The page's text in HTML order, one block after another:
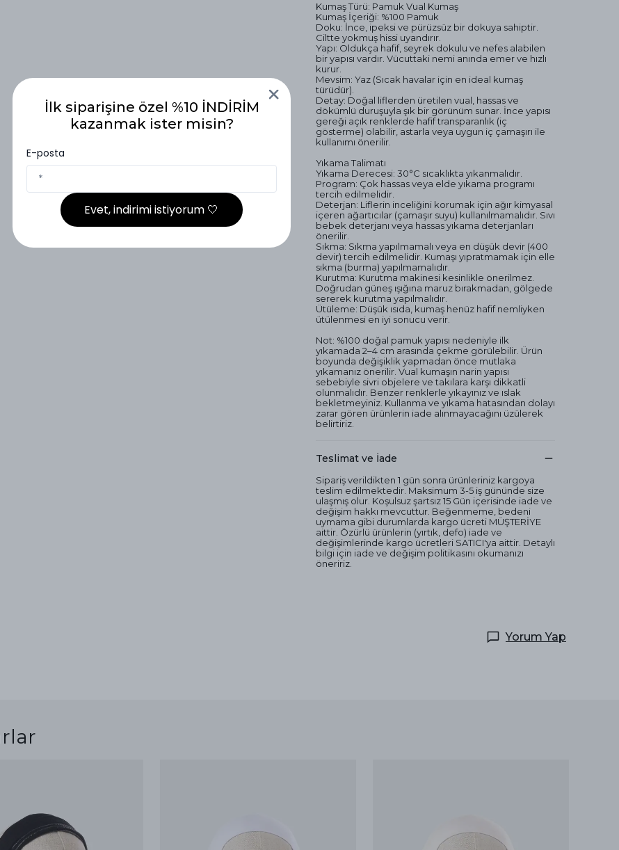
Kumaş Türü: Pamuk Vual Kumaş
Kumaş İçeriği: %100 Pamuk
Doku: İnce, ipeksi ve pürüzsüz bir dokuya sahiptir.
Ciltte yokmuş hissi uyandırır.
Yapı: Oldukça hafif, seyrek dokulu ve nefes alabilen
bir yapısı vardır. Vücuttaki nemi anında emer ve hızlı
kurur.
Mevsim: Yaz (Sıcak havalar için en ideal kumaş
türüdür).
Detay: Doğal liflerden üretilen vual, hassas ve
dökümlü duruşuyla şık bir görünüm sunar. İnce yapısı
gereği açık renklerde hafif transparanlık (iç
gösterme) olabilir, astarla veya uygun iç çamaşırı ile
kullanımı önerilir.
Yıkama Talimatı
Yıkama Derecesi: 30°C sıcaklıkta yıkanmalıdır.
Program: Çok hassas veya elde yıkama programı
tercih edilmelidir.
Deterjan: Liflerin inceliğini korumak için ağır kimyasal
içeren ağartıcılar (çamaşır suyu) kullanılmamalıdır. Sıvı
bebek deterjanı veya hassas yıkama deterjanları
önerilir.
Sıkma: Sıkma yapılmamalı veya en düşük devir (400
devir) tercih edilmelidir. Kumaşı yıpratmamak için elle
sıkma (burma) yapılmamalıdır.
Kurutma: Kurutma makinesi kesinlikle önerilmez.
Doğrudan güneş ışığına maruz bırakmadan, gölgede
sererek kurutma yapılmalıdır.
Ütüleme: Düşük ısıda, kumaş henüz hafif nemliyken
ütülenmesi en iyi sonucu verir.
Not: %100 doğal pamuk yapısı nedeniyle ilk
yıkamada 2–4 cm arasında çekme görülebilir. Ürün
boyunda değişiklik yapmadan önce mutlaka
yıkamanız önerilir. Vual kumaşın narin yapısı
sebebiyle sivri objelere ve takılara karşı dikkatli
olunmalıdır. Benzer renklerle yıkayınız ve ıslak
bekletmeyiniz. Kullanma ve yıkama hatasından dolayı
zarar gören ürünlerin iade alınmayacağını üzülerek
belirtiriz.
Teslimat ve İade
Sipariş verildikten 1 gün sonra ürünleriniz kargoya
teslim edilmektedir. Maksimum 3-5 iş gününde size
ulaşmış olur. Koşulsuz şartsız 15 Gün içerisinde iade ve
değişim hakkı mevcuttur. Beğenmeme, bedeni
uymama gibi durumlarda kargo ücreti MÜŞTERİYE
aittir. Özürlü ürünlerin (yırtık, defo) iade ve
değişimlerinde kargo ücretleri SATICI'ya aittir. Detaylı
bilgi için iade ve değişim politikasını okumanızı
öneririz.
Yorum Yap
İlk siparişine özel %10 İNDİRİM
kazanmak ister misin?
E-posta
Evet, indirimi istiyorum 🤍